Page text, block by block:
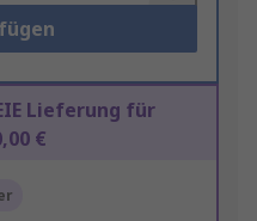
Lieferung für
€